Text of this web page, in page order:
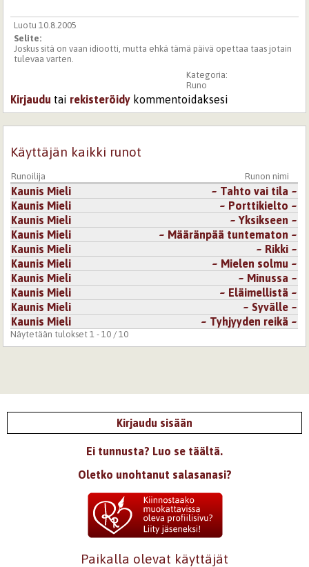
Luotu 10.8.2005
Selite:
Joskus sitä on vaan idiootti, mutta ehkä tämä päivä opettaa taas jotain
tulevaa varten.
Kategoria:
Runo
Kirjaudu tai rekisteröidy kommentoidaksesi
Käyttäjän kaikki runot
Runoilija Runon nimi
Kaunis Mieli
~ Tahto vai tila ~
Kaunis Mieli
~ Porttikielto ~
Kaunis Mieli
~ Yksikseen ~
Kaunis Mieli
~ Määränpää tuntematon ~
Kaunis Mieli
~ Rikki ~
Kaunis Mieli
~ Mielen solmu ~
Kaunis Mieli
~ Minussa ~
Kaunis Mieli
~ Eläimellistä ~
Kaunis Mieli
~ Syvälle ~
Kaunis Mieli
~ Tyhjyyden reikä ~
Näytetään tulokset 1 - 10 / 10
Kirjaudu sisään
Ei tunnusta? Luo se täältä.
Oletko unohtanut salasanasi?
Paikalla olevat käyttäjät